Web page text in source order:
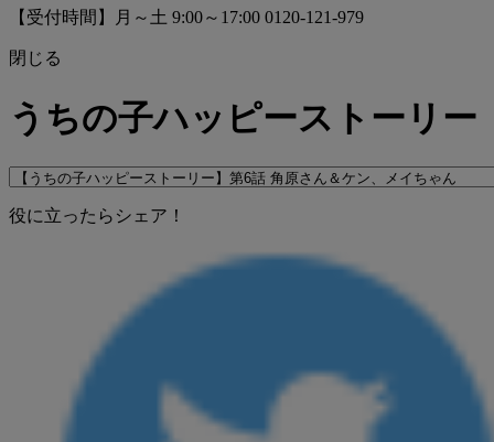
【受付時間】月～土 9:00～17:00 0120-121-979
閉じる
うちの子ハッピーストーリー
役に立ったらシェア！